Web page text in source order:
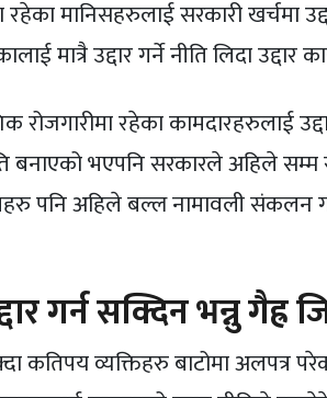
मानिसहरुलाई सरकारी खर्चमा
मात्रै उद्दार गर्ने नीति लिदा उद्दार
रहेका कामदारहरुलाई
बनाएको भएपनि सरकारले अहिले सम्म
पनि अहिले बल्ल नामावली संकलन
गर्न सक्दिन भन्नु गैह्र
कतिपय व्यक्तिहरु बाटोमा अलपत्र